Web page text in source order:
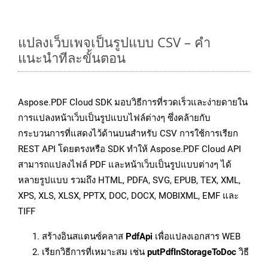
แปลงเว็บเพจเป็นรูปแบบ CSV – คำ
แนะนำทีละขั้นตอน
Aspose.PDF Cloud SDK มอบวิธีการที่รวดเร็วและง่ายดายใน
การแปลงหน้าเว็บเป็นรูปแบบไฟล์ต่างๆ ซึ่งคล้ายกับ
กระบวนการที่แสดงไว้ด้านบนสำหรับ CSV การใช้การเรียก
REST API โดยตรงหรือ SDK ทำให้ Aspose.PDF Cloud API
สามารถแปลงไฟล์ PDF และหน้าเว็บเป็นรูปแบบต่างๆ ได้
หลายรูปแบบ รวมถึง HTML, PDFA, SVG, EPUB, TEX, XML,
XPS, XLS, XLSX, PPTX, DOC, DOCX, MOBIXML, EMF และ
TIFF
สร้างอินสแตนซ์คลาส PdfApi เพื่อแปลงเอกสาร WEB
เรียกวิธีการที่เหมาะสม เช่น putPdfInStorageToDoc วิธี